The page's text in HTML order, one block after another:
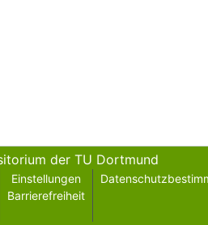
der TU Dortmund
Einstellungen
Barrierefreiheit